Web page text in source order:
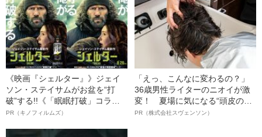
《映画『シェルター』》ジェイ
ソン・ステイサムがお盆を“打
破”する!!《「眠眠打破」コラ
ボ》
PR（キノフィルムズ）
「えっ、こんなに変わるの？」
36歳男性ライターのニオイが激
変！ 夏場に気になる“頭皮のニ
オイ”や“ベタつき”を解消す
PR（株式会社スヴェンソン）